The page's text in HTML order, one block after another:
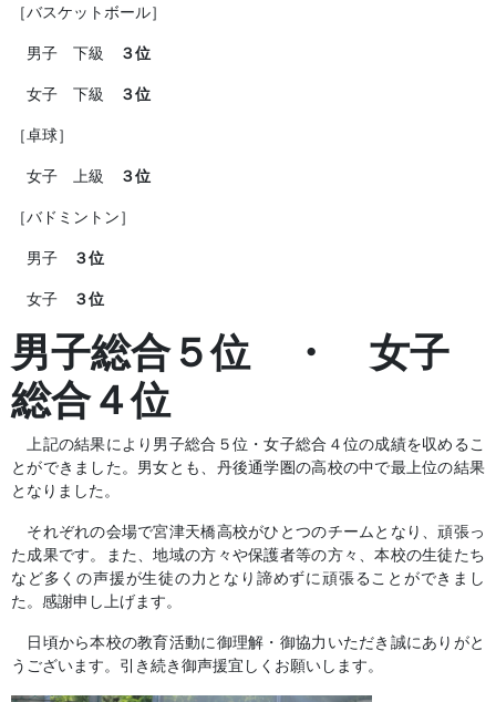
［バスケットボール］
男子 下級 ３位
女子 下級 ３位
［卓球］
女子 上級 ３位
［バドミントン］
男子 ３位
女子 ３位
男子総合５位 ・ 女子
総合４位
上記の結果により男子総合５位・女子総合４位の成績を収めるこ
とができました。男女とも、丹後通学圏の高校の中で最上位の結果
となりました。
それぞれの会場で宮津天橋高校がひとつのチームとなり、頑張っ
た成果です。また、地域の方々や保護者等の方々、本校の生徒たち
など多くの声援が生徒の力となり諦めずに頑張ることができまし
た。感謝申し上げます。
日頃から本校の教育活動に御理解・御協力いただき誠にありがと
うございます。引き続き御声援宜しくお願いします。